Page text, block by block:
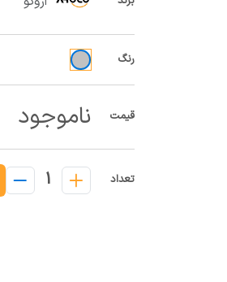
رنگ
قیمت ناموجود
تعداد 1